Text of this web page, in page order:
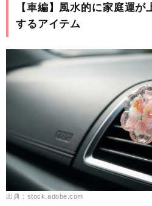
【車編】風水的に家庭運
するアイテム
出典：stock.adobe.com